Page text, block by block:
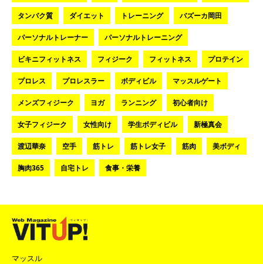
タンパク質 ダイエット トレーニング バズーカ岡田
パーソナルトレーナー パーソナルトレーニング
ビキニフィットネス フィジーク フィットネス プロテイン
プロレス プロレスラー ボディビル マッスルゲート
メンズフィジーク ヨガ ランニング 初心者向け
女子フィジーク 女性向け 学生ボディビル 新極真会
渡辺華奈 空手 筋トレ 筋トレ女子 筋肉 美ボディ
胸肉365 自宅トレ 食事・栄養
マッスル